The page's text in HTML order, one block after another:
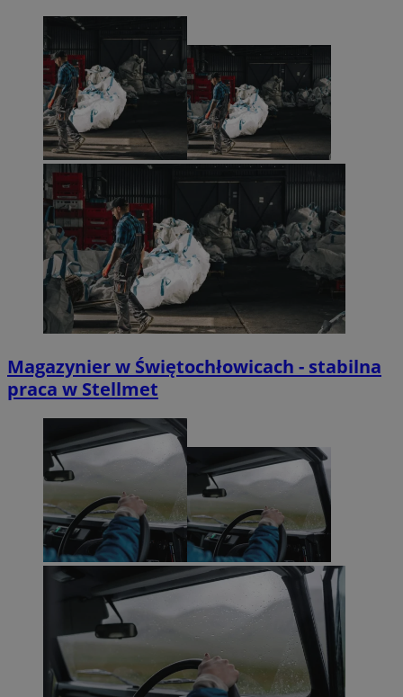
Magazynier w Świętochłowicach - stabilna
praca w Stellmet